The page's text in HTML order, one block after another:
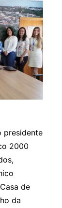
presidente
2000
de
da